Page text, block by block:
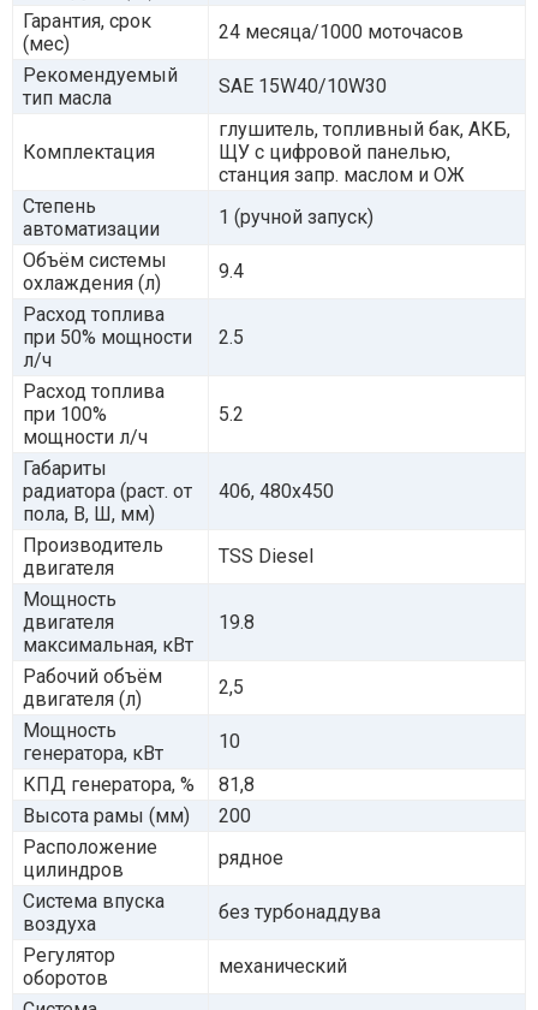
Гарантия, срок
(мес)
24 месяца/1000 моточасов
Рекомендуемый
тип масла
SAE 15W40/10W30
Комплектация
глушитель, топливный бак, АКБ,
ЩУ с цифровой панелью,
станция запр. маслом и ОЖ
Степень
автоматизации
1 (ручной запуск)
Объём системы
охлаждения (л)
9.4
Расход топлива
при 50% мощности
л/ч
2.5
Расход топлива
при 100%
мощности л/ч
5.2
Габариты
радиатора (раст. от
пола, В, Ш, мм)
406, 480х450
Производитель
двигателя
TSS Diesel
Мощность
двигателя
максимальная, кВт
19.8
Рабочий объём
двигателя (л)
2,5
Мощность
генератора, кВт
10
КПД генератора, %
81,8
Высота рамы (мм)
200
Расположение
цилиндров
рядное
Система впуска
воздуха
без турбонаддува
Регулятор
оборотов
механический